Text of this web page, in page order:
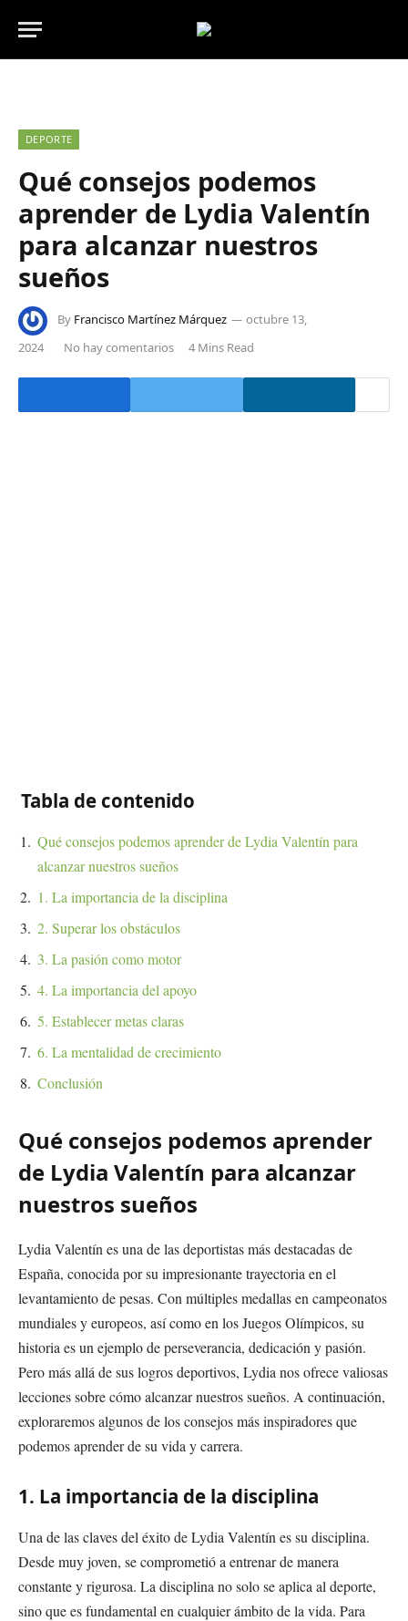
DEPORTE
Qué consejos podemos
aprender de Lydia Valentín
para alcanzar nuestros
sueños
By Francisco Martínez Márquez
octubre 13,
2024
No hay comentarios 4 Mins Read
Tabla de contenido
Qué consejos podemos aprender de Lydia Valentín para
alcanzar nuestros sueños
1. La importancia de la disciplina
2. Superar los obstáculos
3. La pasión como motor
4. La importancia del apoyo
5. Establecer metas claras
6. La mentalidad de crecimiento
Conclusión
Qué consejos podemos aprender
de Lydia Valentín para alcanzar
nuestros sueños
Lydia Valentín es una de las deportistas más destacadas de
España, conocida por su impresionante trayectoria en el
levantamiento de pesas. Con múltiples medallas en campeonatos
mundiales y europeos, así como en los Juegos Olímpicos, su
historia es un ejemplo de perseverancia, dedicación y pasión.
Pero más allá de sus logros deportivos, Lydia nos ofrece valiosas
lecciones sobre cómo alcanzar nuestros sueños. A continuación,
exploraremos algunos de los consejos más inspiradores que
podemos aprender de su vida y carrera.
1. La importancia de la disciplina
Una de las claves del éxito de Lydia Valentín es su disciplina.
Desde muy joven, se comprometió a entrenar de manera
constante y rigurosa. La disciplina no solo se aplica al deporte,
sino que es fundamental en cualquier ámbito de la vida. Para